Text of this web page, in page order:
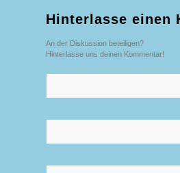
Hinterlasse einen
An der Diskussion beteiligen?
Hinterlasse uns deinen Kommentar!